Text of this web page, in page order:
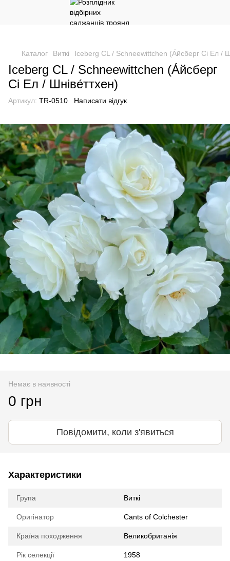
Каталог Виткі Iceberg CL / Schneewittchen (А́йсберг Сі Ел /
Iceberg CL / Schneewittchen (А́йсберг
Сі Ел / Шніве́ттхен)
Артикул: TR-0510 Написати відгук
Немає в наявності
0 грн
Повідомити, коли з'явиться
Характеристики
Група Виткі
Оригінатор Cants of Colchester
Країна походження Великобританія
Рік селекції 1958